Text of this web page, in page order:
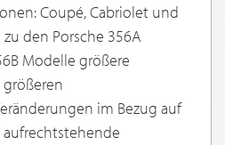
Coupé, Cabriolet und
den Porsche 356A
Modelle größere
im Bezug auf